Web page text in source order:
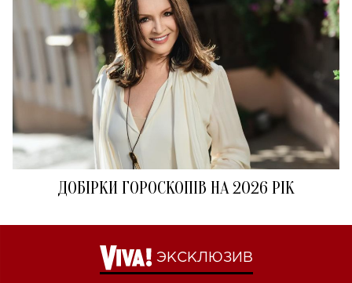
ДОБІРКИ ГОРОСКОПІВ НА 2026 РІК
ЭКСКЛЮЗИВ